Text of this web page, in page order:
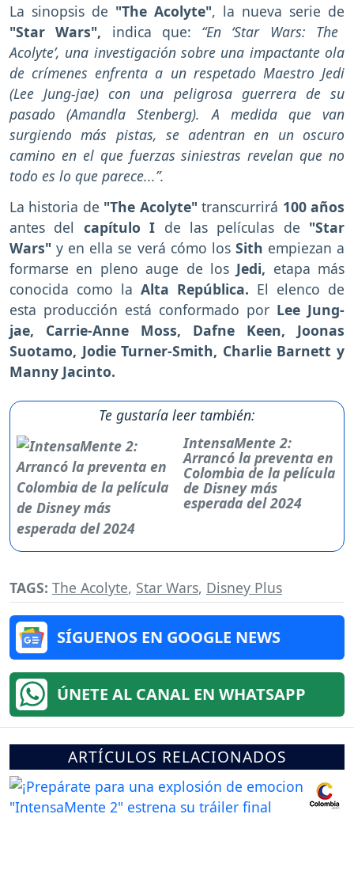
La sinopsis de "The Acolyte", la nueva serie de
"Star Wars", indica que: “En ‘Star Wars: The
Acolyte’, una investigación sobre una impactante ola
de crímenes enfrenta a un respetado Maestro Jedi
(Lee Jung-jae) con una peligrosa guerrera de su
pasado (Amandla Stenberg). A medida que van
surgiendo más pistas, se adentran en un oscuro
camino en el que fuerzas siniestras revelan que no
todo es lo que parece...”.
La historia de "The Acolyte"transcurrirá 100 años
antes del capítulo I de las películas de "Star
Wars" y en ella se verá cómo los Sith empiezan a
formarse en pleno auge de losJedi, etapa más
conocida como la Alta República. El elenco de
esta producción está conformado por Lee Jung-
jae, Carrie-Anne Moss, Dafne Keen, Joonas
Suotamo, Jodie Turner-Smith, Charlie Barnett y
Manny Jacinto.
Te gustaría leer también:
IntensaMente 2:
Arrancó la preventa en
Colombia de la película
de Disney más
esperada del 2024
TAGS: The Acolyte, Star Wars, Disney Plus
SÍGUENOS EN GOOGLE NEWS
ÚNETE AL CANAL EN WHATSAPP
ARTÍCULOS RELACIONADOS